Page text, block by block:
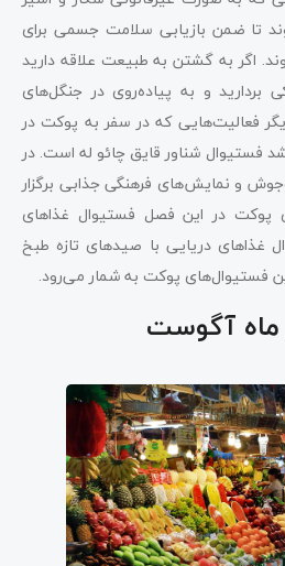
تا ضمن بازیابی سلامت جسمی برای
اگر به گشتن به طبیعت علاقه دارید
و به پیاده‌روی در جنگل‌های
دیگر فعالیت‌هایی که در سفر به پوکت در
فستیوال شناور قایق چائو له است. در
و نمایش‌های فرهنگی جذابی برگزار
پوکت در این فصل فستیوال غذاهای
غذاهای دریایی با صیدهای تازه طبخ
فستیوال‌های پوکت به شمار می‌رود.
آگوست